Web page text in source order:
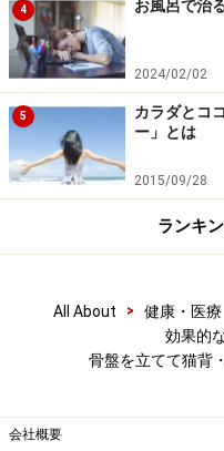
【両ひざを床につけてみ
「骨盤を立ててみて！
多いかと思います。何
りませんよね？ 背すじ
を直角に曲げて床に着
直である姿勢になると骨
【正座と腕伸ばしでコツ
4 お風呂で治
2024/02/02
5
カラダとコ
ー」とは
2015/09/28
ランキ
All About > 健康・医療
効果的
骨盤を立てて猫背
会社概要